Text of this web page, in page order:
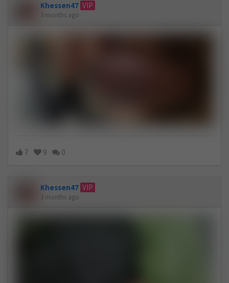
Khessen47 VIP
3 months ago
7 9 0
Khessen47 VIP
3 months ago